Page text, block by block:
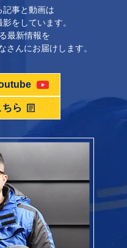
ています。一番人気の
もらいましたが、後で
色でも良かったかなと
振込先の宛名が変わ
決まってるので この点
欲しかったです。お世
ました。
お任せできました。 仕
工事をお願いして本当
。 このたびは施工して
いました。
信頼できる内容で契約
ルの脱着が1番気にな
、結果工事前よりも出
月15日
良かったです。 ありが
月08日
窓撤去、外壁塗装、ベ
工事をお願いしまし
やすく丁寧に対応して
できました。 また何か
す。
っと見る
用材料や施工方法につ
後に竪樋
たが、連絡後は迅速か
ですが、その後の対応
感があり、会社として
耐久性を重視して屋根
は、自信を持っておす
できましたし、「現地
いて説明してくださっ
においては事前にHP
していたことで大変理
なりました。 その後に
書」に対しては、細か
一つ一つ丁寧に説明と
とも一切ありませんで
てくださるので、躊躇
した。 特に、外壁カバ
い分、想定外の事も出
壁をカバーしてからで
分に対し、「こういっ
います」と、一緒に見
記事と動画は
をしています。
最新情報を
さんにお届けします。
ら